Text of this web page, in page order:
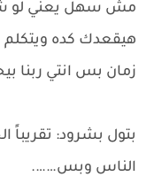
مش سهل يعني لو
هيقعدك كده
زمان بس انتي ربنا
بتول بشرود: تقريباً
الناس وبس…….